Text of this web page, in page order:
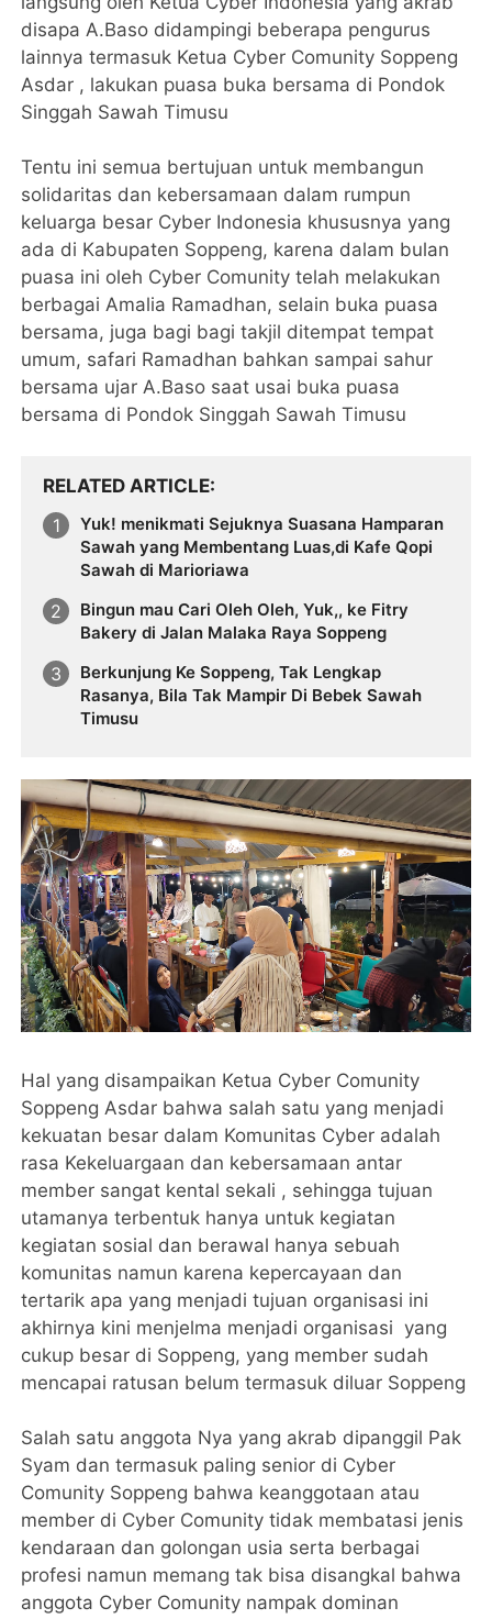
disapa A.Baso didampingi beberapa pengurus
lainnya termasuk Ketua Cyber Comunity Soppeng
Asdar , lakukan puasa buka bersama di Pondok
Singgah Sawah Timusu
Tentu ini semua bertujuan untuk membangun
solidaritas dan kebersamaan dalam rumpun
keluarga besar Cyber Indonesia khususnya yang
ada di Kabupaten Soppeng, karena dalam bulan
puasa ini oleh Cyber Comunity telah melakukan
berbagai Amalia Ramadhan, selain buka puasa
bersama, juga bagi bagi takjil ditempat tempat
umum, safari Ramadhan bahkan sampai sahur
bersama ujar A.Baso saat usai buka puasa
bersama di Pondok Singgah Sawah Timusu
RELATED ARTICLE
Yuk! menikmati Sejuknya Suasana Hamparan
Sawah yang Membentang Luas,di Kafe Qopi
Sawah di Marioriawa
Bingun mau Cari Oleh Oleh, Yuk,, ke Fitry
Bakery di Jalan Malaka Raya Soppeng
Berkunjung Ke Soppeng, Tak Lengkap
Rasanya, Bila Tak Mampir Di Bebek Sawah
Timusu
Hal yang disampaikan Ketua Cyber Comunity
Soppeng Asdar bahwa salah satu yang menjadi
kekuatan besar dalam Komunitas Cyber adalah
rasa Kekeluargaan dan kebersamaan antar
member sangat kental sekali , sehingga tujuan
utamanya terbentuk hanya untuk kegiatan
kegiatan sosial dan berawal hanya sebuah
komunitas namun karena kepercayaan dan
tertarik apa yang menjadi tujuan organisasi ini
akhirnya kini menjelma menjadi organisasi yang
cukup besar di Soppeng, yang member sudah
mencapai ratusan belum termasuk diluar Soppeng
Salah satu anggota Nya yang akrab dipanggil Pak
Syam dan termasuk paling senior di Cyber
Comunity Soppeng bahwa keanggotaan atau
member di Cyber Comunity tidak membatasi jenis
kendaraan dan golongan usia serta berbagai
profesi namun memang tak bisa disangkal bahwa
anggota Cyber Comunity nampak dominan